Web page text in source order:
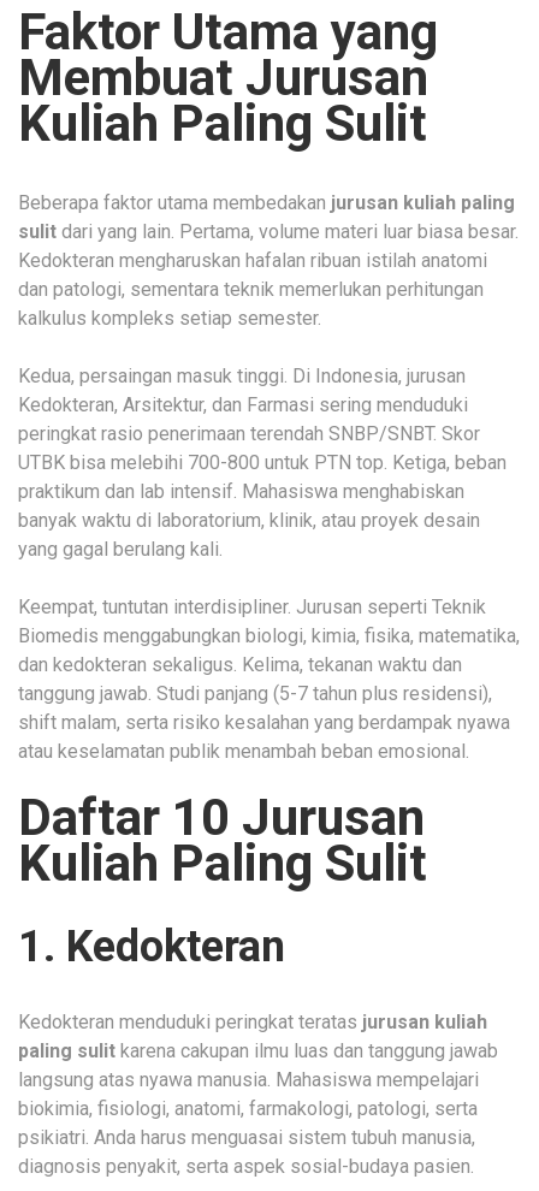
Faktor Utama yang
Membuat Jurusan
Kuliah Paling Sulit
Beberapa faktor utama membedakan jurusan kuliah paling
sulit dari yang lain. Pertama, volume materi luar biasa besar.
Kedokteran mengharuskan hafalan ribuan istilah anatomi
dan patologi, sementara teknik memerlukan perhitungan
kalkulus kompleks setiap semester.
Kedua, persaingan masuk tinggi. Di Indonesia, jurusan
Kedokteran, Arsitektur, dan Farmasi sering menduduki
peringkat rasio penerimaan terendah SNBP/SNBT. Skor
UTBK bisa melebihi 700-800 untuk PTN top. Ketiga, beban
praktikum dan lab intensif. Mahasiswa menghabiskan
banyak waktu di laboratorium, klinik, atau proyek desain
yang gagal berulang kali.
Keempat, tuntutan interdisipliner. Jurusan seperti Teknik
Biomedis menggabungkan biologi, kimia, fisika, matematika,
dan kedokteran sekaligus. Kelima, tekanan waktu dan
tanggung jawab. Studi panjang (5-7 tahun plus residensi),
shift malam, serta risiko kesalahan yang berdampak nyawa
atau keselamatan publik menambah beban emosional.
Daftar 10 Jurusan
Kuliah Paling Sulit
1. Kedokteran
Kedokteran menduduki peringkat teratas jurusan kuliah
paling sulit karena cakupan ilmu luas dan tanggung jawab
langsung atas nyawa manusia. Mahasiswa mempelajari
biokimia, fisiologi, anatomi, farmakologi, patologi, serta
psikiatri. Anda harus menguasai sistem tubuh manusia,
diagnosis penyakit, serta aspek sosial-budaya pasien.